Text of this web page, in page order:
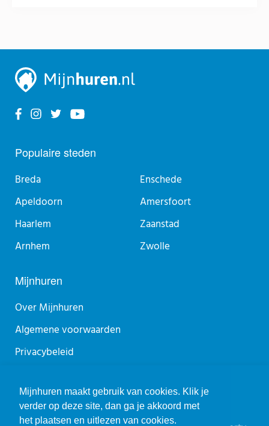
Mijnhuren maakt gebruik van cookies. Klik je
verder op deze site, dan ga je akkoord met
het plaatsen en uitlezen van cookies.
Populaire steden
Breda
Apeldoorn
Haarlem
Arnhem
Enschede
Amersfoort
Zaanstad
Zwolle
Mijnhuren
Over Mijnhuren
Algemene voorwaarden
Privacybeleid